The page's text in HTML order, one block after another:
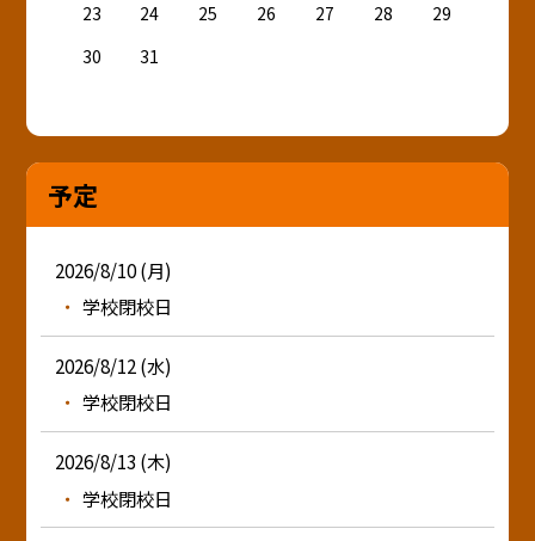
23
24 25 26 27 28
29
30
31
予定
2026/8/10 (月)
学校閉校日
2026/8/12 (水)
学校閉校日
2026/8/13 (木)
学校閉校日